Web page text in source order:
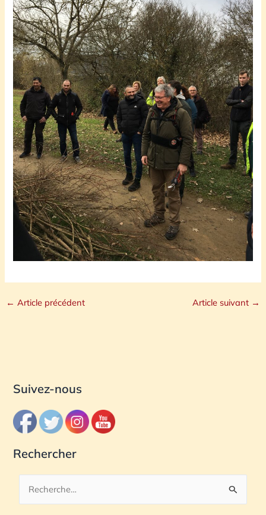
← Article précédent Article suivant →
Suivez-nous
Rechercher